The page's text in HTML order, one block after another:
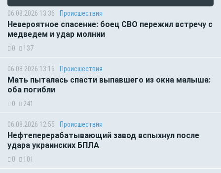
06.08.2026 13:36 Происшествия
Невероятное спасение: боец СВО пережил встречу с
медведем и удар молнии
0 137
06.08.2026 13:15 Происшествия
Мать пыталась спасти выпавшего из окна малыша:
оба погибли
0 241
06.08.2026 12:55 Происшествия
Нефтеперерабатывающий завод вспыхнул после
удара украинских БПЛА
0 101